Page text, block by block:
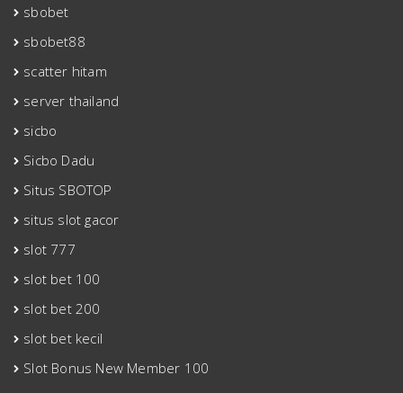
sbobet
sbobet88
scatter hitam
server thailand
sicbo
Sicbo Dadu
Situs SBOTOP
situs slot gacor
slot 777
slot bet 100
slot bet 200
slot bet kecil
Slot Bonus New Member 100